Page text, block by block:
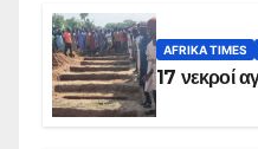
AFRIKA TIMES
17 νεκροί